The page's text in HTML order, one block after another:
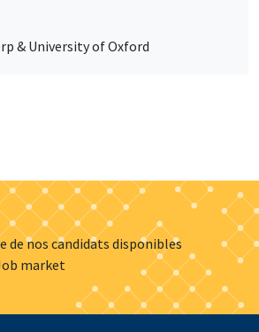
& University of Oxford
de nos candidats disponibles
market